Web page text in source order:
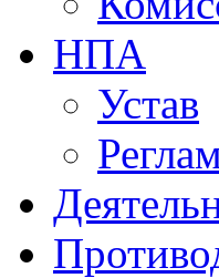
НПА
Устав